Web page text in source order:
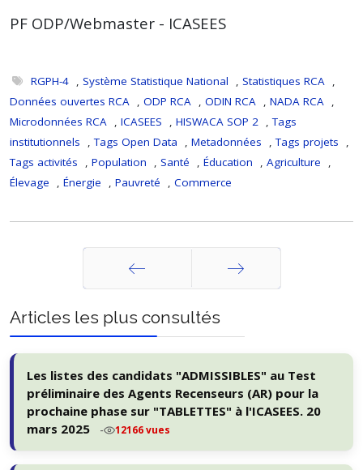
PF ODP/Webmaster - ICASEES
RGPH-4 , Système Statistique National , Statistiques RCA ,
Données ouvertes RCA , ODP RCA , ODIN RCA , NADA RCA ,
Microdonnées RCA , ICASEES , HISWACA SOP 2 ,Tags
institutionnels
,Tags Open Data , Metadonnées ,Tags projets
,
Tags activités
, Population , Santé , Éducation , Agriculture
,
Élevage
, Énergie , Pauvreté , Commerce
Précédent
Articles les plus consultés
Les listes des candidats "ADMISSIBLES" au Test
préliminaire des Agents Recenseurs (AR) pour la
prochaine phase sur "TABLETTES" à l'ICASEES. 20
mars 2025
- 12166 vues